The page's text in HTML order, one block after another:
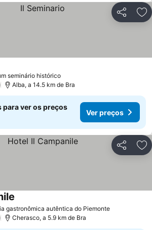
Partilhar
seminário histórico
Alba, a 14.5 km de Bra
para ver os preços
Ver preços
Partilhar
gastronômica autêntica do Piemonte
Cherasco, a 5.9 km de Bra